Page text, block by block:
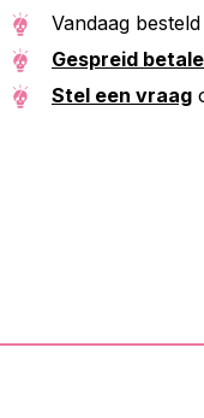
Vandaag
Gespreid
Stel een vraag